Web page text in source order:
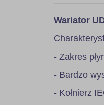
Wariator
- Zakres
- Bardzo
- Kołnierz